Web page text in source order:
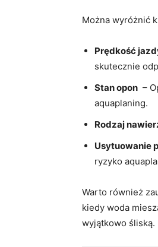
Można wyróżnić
Prędkość
skutecznie
Stan ‌opon
–
aquaplaning.
Rodzaj
Usytuowanie
ryzyko
Warto również
kiedy ⁤woda
‍wyjątkowo śliską.